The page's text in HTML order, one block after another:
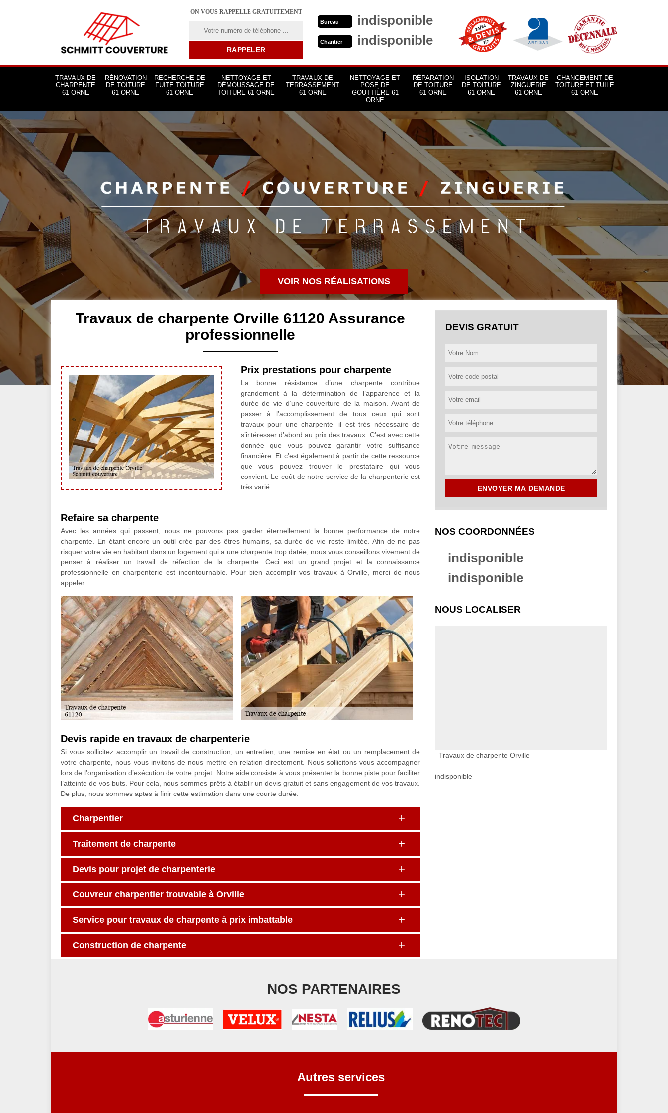
ON VOUS RAPPELLE GRATUITEMENT
Bureau indisponible
Chantier indisponible
TRAVAUX DE
CHARPENTE
61 ORNE
RÉNOVATION
DE TOITURE
61 ORNE
RECHERCHE DE
FUITE TOITURE
61 ORNE
NETTOYAGE ET
DÉMOUSSAGE DE
TOITURE 61 ORNE
TRAVAUX DE
TERRASSEMENT
61 ORNE
NETTOYAGE ET
POSE DE
GOUTTIÈRE 61
ORNE
RÉPARATION
DE TOITURE
61 ORNE
ISOLATION
DE TOITURE
61 ORNE
TRAVAUX DE
ZINGUERIE
61 ORNE
CHANGEMENT DE
TOITURE ET TUILE
61 ORNE
VOIR NOS RÉALISATIONS
Travaux de charpente Orville 61120 Assurance
professionnelle
Prix prestations pour charpente
La bonne résistance d’une charpente contribue
grandement à la détermination de l’apparence et la
durée de vie d’une couverture de la maison. Avant de
passer à l’accomplissement de tous ceux qui sont
travaux pour une charpente, il est très nécessaire de
s’intéresser d’abord au prix des travaux. C’est avec cette
donnée que vous pouvez garantir votre suffisance
financière. Et c’est également à partir de cette ressource
que vous pouvez trouver le prestataire qui vous
convient. Le coût de notre service de la charpenterie est
très varié.
Refaire sa charpente
Avec les années qui passent, nous ne pouvons pas garder éternellement la bonne performance de notre
charpente. En étant encore un outil crée par des êtres humains, sa durée de vie reste limitée. Afin de ne pas
risquer votre vie en habitant dans un logement qui a une charpente trop datée, nous vous conseillons vivement de
penser à réaliser un travail de réfection de la charpente. Ceci est un grand projet et la connaissance
professionnelle en charpenterie est incontournable. Pour bien accomplir vos travaux à Orville, merci de nous
appeler.
Devis rapide en travaux de charpenterie
Si vous sollicitez accomplir un travail de construction, un entretien, une remise en état ou un remplacement de
votre charpente, nous vous invitons de nous mettre en relation directement. Nous sollicitons vous accompagner
lors de l’organisation d’exécution de votre projet. Notre aide consiste à vous présenter la bonne piste pour faciliter
l’atteinte de vos buts. Pour cela, nous sommes prêts à établir un devis gratuit et sans engagement de vos travaux.
De plus, nous sommes aptes à finir cette estimation dans une courte durée.
Charpentier
Traitement de charpente
Devis pour projet de charpenterie
Couvreur charpentier trouvable à Orville
Service pour travaux de charpente à prix imbattable
Construction de charpente
DEVIS GRATUIT
NOS COORDONNÉES
indisponible
indisponible
NOUS LOCALISER
Travaux de charpente Orville
indisponible
NOS PARTENAIRES
Autres services